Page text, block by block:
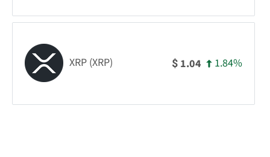
XRP (XRP) $ 1.04 1.84%